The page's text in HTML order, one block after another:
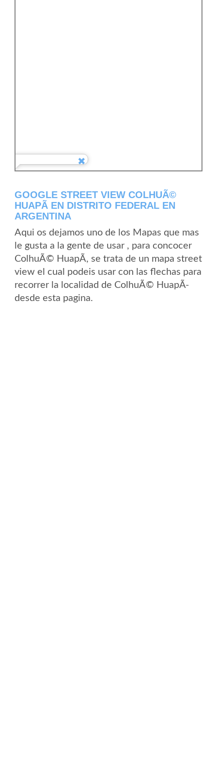
GOOGLE STREET VIEW COLHUÃ©
HUAPÃ­ EN DISTRITO FEDERAL EN
ARGENTINA
Aqui os dejamos uno de los Mapas que mas
le gusta a la gente de usar , para concocer
ColhuÃ© HuapÃ­, se trata de un mapa street
view el cual podeis usar con las flechas para
recorrer la localidad de ColhuÃ© HuapÃ­
desde esta pagina.